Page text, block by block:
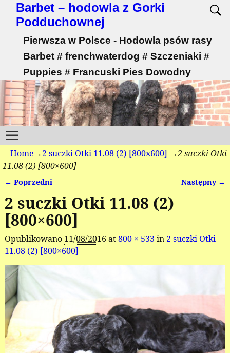
Barbet – hodowla z Gorki
Podduchownej
Pierwsza w Polsce - Hodowla psów rasy
Barbet # frenchwaterdog # Szczeniaki #
Puppies # Francuski Pies Dowodny
Home→2 suczki Otki 11.08 (2) [800x600] →2 suczki Otki
11.08 (2) [800×600]
← Poprzedni Następny →
2 suczki Otki 11.08 (2)
[800×600]
Opublikowano 11/08/2016 at800 × 533 in 2 suczki Otki
11.08 (2) [800×600]